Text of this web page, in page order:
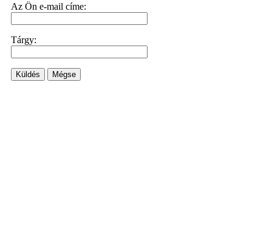
Az Ön e-mail címe:
Tárgy:
Küldés Mégse